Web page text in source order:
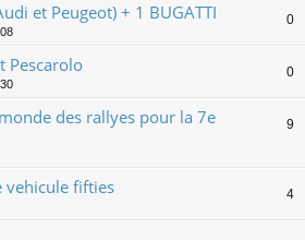
et Peugeot) + 1 BUGATTI 0
Pescarolo 0
des rallyes pour la 7e
9
vehicule fifties 4